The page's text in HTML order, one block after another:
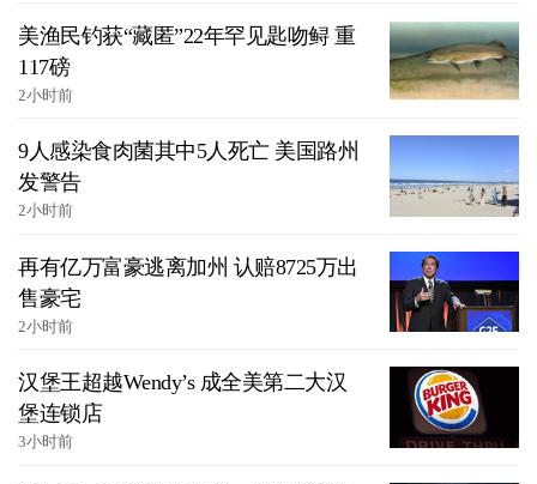
美渔民钓获“藏匿”22年罕见匙吻鲟 重
117磅
2小时前
9人感染食肉菌其中5人死亡 美国路州
发警告
2小时前
再有亿万富豪逃离加州 认赔8725万出
售豪宅
2小时前
汉堡王超越Wendy’s 成全美第二大汉
堡连锁店
3小时前